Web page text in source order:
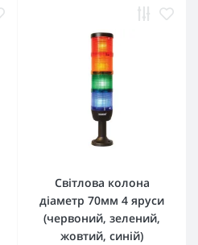
Світлова колона
діаметр 70мм 4 яруси
(червоний, зелений,
жовтий, синій)